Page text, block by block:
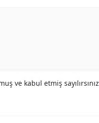
ve kabul etmiş sayılırsınız